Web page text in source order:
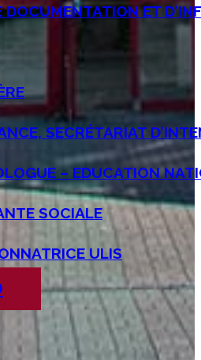
DOCUMENTATION ET
SECRÉTARIAT
– EDUCATION
SOCIALE
ULIS